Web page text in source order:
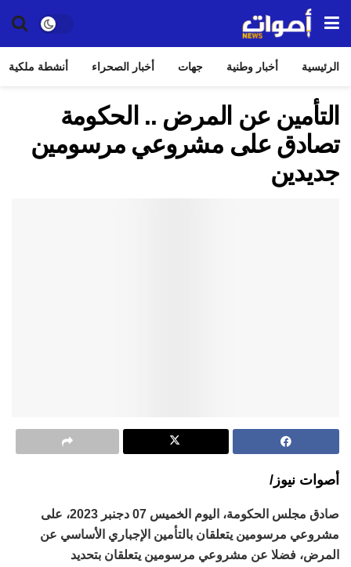
الرئيسية أخبار وطنية جهات أخبار الصحراء أنشطة ملكية
التأمين عن المرض .. الحكومة
تصادق على مشروعي مرسومين
جديدين
أصوات نيوز/
صادق مجلس الحكومة، اليوم الخميس 07 دجنبر 2023، على
مشروعي مرسومين يتعلقان بالتأمين الإجباري الأساسي عن
المرض، فضلا عن مشروعي مرسومين يتعلقان بتحديد